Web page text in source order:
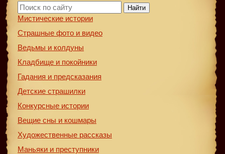
Найти
Мистические истории
Страшные фото и видео
Ведьмы и колдуны
Кладбище и покойники
Гадания и предсказания
Детские страшилки
Конкурсные истории
Вещие сны и кошмары
Художественные рассказы
Маньяки и преступники